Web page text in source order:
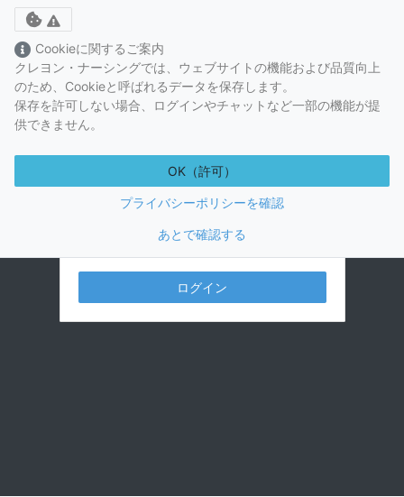
Toggle cookie consent banner
Cookieに関するご案内
クレヨン・ナーシングでは、ウェブサイトの機能および品質向上
のため、Cookieと呼ばれるデータを保存します。
保存を許可しない場合、ログインやチャットなど一部の機能が提
供できません。
OK（許可）
プライバシーポリシーを確認
あとで確認する
ログイン